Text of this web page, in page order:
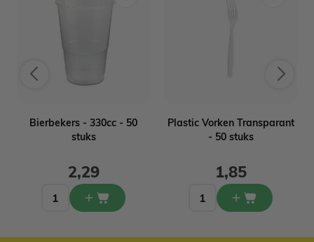
Bierbekers - 330cc - 50
stuks
2,29
Plastic Vorken Transparant
- 50 stuks
1,85